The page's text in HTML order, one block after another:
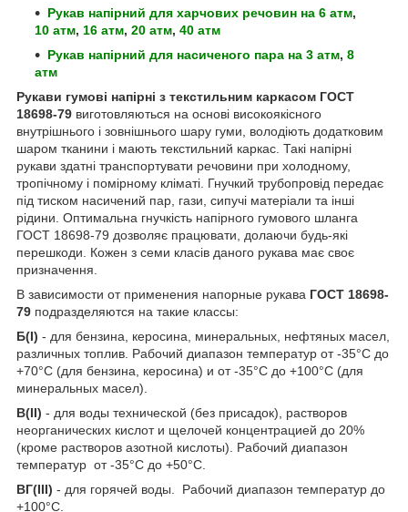
Рукав напірний для харчових речовин на 6 атм,
10 атм, 16 атм, 20 атм, 40 атм
Рукав напірний для насиченого пара на 3 атм, 8
атм
Рукави гумові напірні з текстильним каркасом ГОСТ
18698-79 виготовляються на основі високоякісного
внутрішнього і зовнішнього шару гуми, володіють додатковим
шаром тканини і мають текстильний каркас. Такі напірні
рукави здатні транспортувати речовини при холодному,
тропічному і помірному кліматі. Гнучкий трубопровід передає
під тиском насичений пар, гази, сипучі матеріали та інші
рідини. Оптимальна гнучкість напірного гумового шланга
ГОСТ 18698-79 дозволяє працювати, долаючи будь-які
перешкоди. Кожен з семи класів даного рукава має своє
призначення.
В зависимости от применения напорные рукава ГОСТ 18698-
79 подразделяются на такие классы:
Б(I) - для бензина, керосина, минеральных, нефтяных масел,
различных топлив. Рабочий диапазон температур от -35°С до
+70°С (для бензина, керосина) и от -35°С до +100°С (для
минеральных масел).
В(II) - для воды технической (без присадок), растворов
неорганических кислот и щелочей концентрацией до 20%
(кроме растворов азотной кислоты). Рабочий диапазон
температур от -35°С до +50°С.
ВГ(III) - для горячей воды. Рабочий диапазон температур до
+100°С.